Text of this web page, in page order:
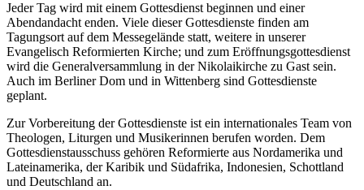
Jeder Tag wird mit einem Gottesdienst beginnen und einer
Abendandacht enden. Viele dieser Gottesdienste finden am
Tagungsort auf dem Messegelände statt, weitere in unserer
Evangelisch Reformierten Kirche; und zum Eröffnungsgottesdienst
wird die Generalversammlung in der Nikolaikirche zu Gast sein.
Auch im Berliner Dom und in Wittenberg sind Gottesdienste
geplant.
Zur Vorbereitung der Gottesdienste ist ein internationales Team von
Theologen, Liturgen und Musikerinnen berufen worden. Dem
Gottesdienstausschuss gehören Reformierte aus Nordamerika und
Lateinamerika, der Karibik und Südafrika, Indonesien, Schottland
und Deutschland an.